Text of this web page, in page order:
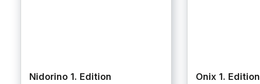
Nidorino 1. Edition Onix 1. Edition